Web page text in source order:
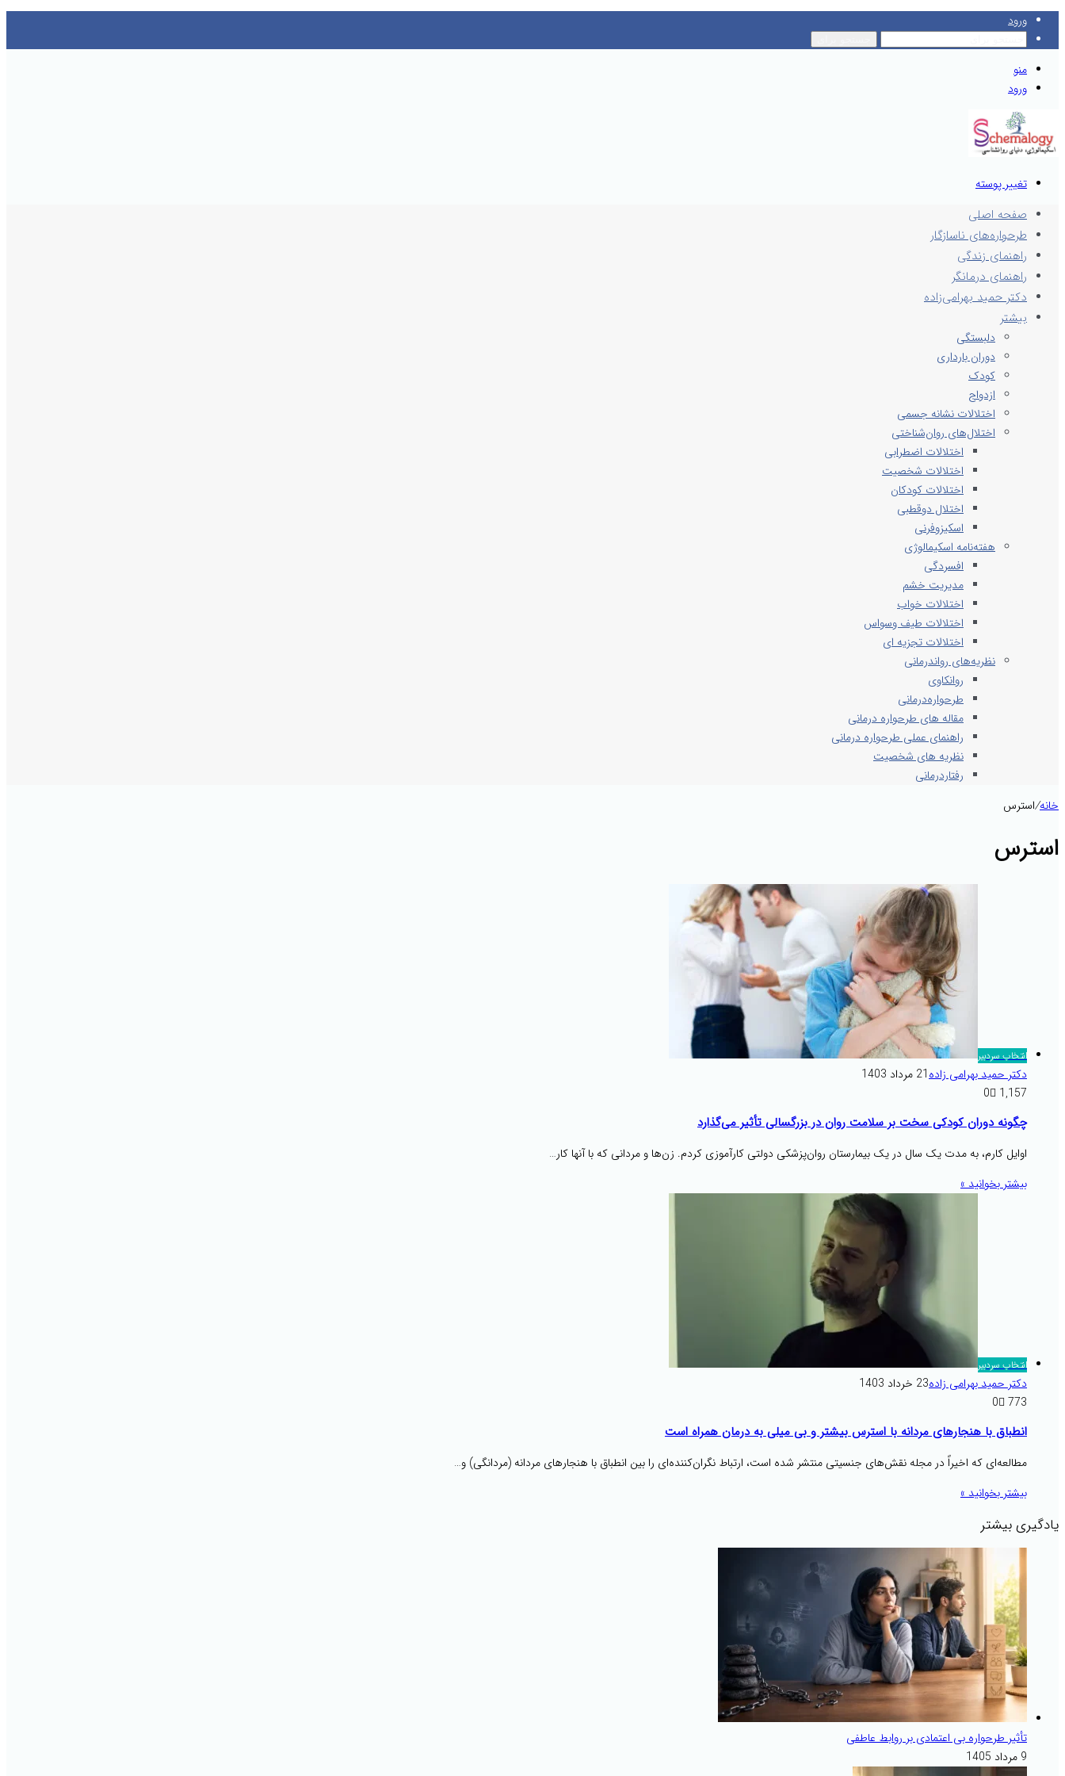
ورود
منو
ورود
تغییر پوسته
صفحه اصلی
طرحواره‌های ناسازگار
راهنمای زندگی
راهنمای درمانگر
دکتر حمید بهرامی‌زاده
بیشتر
دلبستگی
دوران بارداری
کودک
ازدواج
اختلالات نشانه جسمی
اختلال‌های روان‌شناختی
اختلالات اضطرابی
اختلالات شخصیت
اختلالات کودکان
اختلال دوقطبی
اسکیزوفرنی
هفته‌نامه اسکیمالوژی
افسردگی
مدیریت خشم
اختلالات خواب
اختلالات طیف وسواس
اختلالات تجزیه ای
نظریه‌های رواندرمانی
روانکاوی
طرحواره‌درمانی
مقاله های طرحواره درمانی
راهنمای عملی طرحواره درمانی
نظریه های شخصیت
رفتاردرمانی
خانه/استرس
استرس
انتخاب سردبیر
دکتر حمید بهرامی زاده21 مرداد 1403
0
1,157
چگونه دوران کودکی سخت بر سلامت روان در بزرگسالی تأثیر می‌گذارد
اوایل کارم، به مدت یک سال در یک بیمارستان روان‌پزشکی دولتی کارآموزی کردم. زن‌ها و مردانی که با آنها کار…
بیشتر بخوانید »
انتخاب سردبیر
دکتر حمید بهرامی زاده23 خرداد 1403
0 773
انطباق با هنجارهای مردانه با استرس بیشتر و بی میلی به درمان همراه است
مطالعه‌ای که اخیراً در مجله نقش‌های جنسیتی منتشر شده است، ارتباط نگران‌کننده‌ای را بین انطباق با هنجارهای مردانه (مردانگی) و…
بیشتر بخوانید »
یادگیری بیشتر
تأثیر طرحواره بی اعتمادی بر روابط عاطفی
9 مرداد 1405